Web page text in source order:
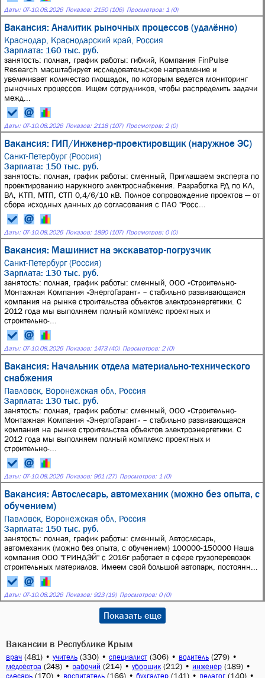
Даты: 07-10.08.2026 Показов: 2150 (106) Просмотров: 1 (0)
Вакансия: Аналитик рыночных процессов (удалённо)
Краснодар, Краснодарский край, Россия
Зарплата: 160 тыс. руб.
занятость: полная, график работы: гибкий, Компания FinPulse
Research масштабирует исследовательское направление и
увеличивает количество площадок, по которым ведется мониторинг
рыночных процессов. Ищем сотрудников, чтобы распределить задачи
межд...
Даты: 07-10.08.2026 Показов: 2118 (107) Просмотров: 2 (0)
Вакансия: ГИП/Инженер-проектировщик (наружное ЭС)
Санкт-Петербург (Россия)
Зарплата: 150 тыс. руб.
занятость: полная, график работы: сменный, Приглашаем эксперта по
проектированию наружного электроснабжения. Разработка РД по КЛ,
ВЛ, КТП, МТП, СТП 0,4/6/10 кВ. Полное сопровождение проектов — от
сбора исходных данных до согласования с ПАО "Росс...
Даты: 07-10.08.2026 Показов: 1890 (107) Просмотров: 0 (0)
Вакансия: Машинист на экскаватор-погрузчик
Санкт-Петербург (Россия)
Зарплата: 130 тыс. руб.
занятость: полная, график работы: сменный, ООО «Строительно-
Монтажная Компания «ЭнергоГарант» – стабильно развивающаяся
компания на рынке строительства объектов электроэнергетики. С
2012 года мы выполняем полный комплекс проектных и
строительно-...
Даты: 07-10.08.2026 Показов: 1473 (40) Просмотров: 2 (0)
Вакансия: Начальник отдела материально-технического
снабжения
Павловск, Воронежская обл, Россия
Зарплата: 130 тыс. руб.
занятость: полная, график работы: сменный, ООО «Строительно-
Монтажная Компания «ЭнергоГарант» – стабильно развивающаяся
компания на рынке строительства объектов электроэнергетики. С
2012 года мы выполняем полный комплекс проектных и
строительно-...
Даты: 07-10.08.2026 Показов: 961 (27) Просмотров: 1 (0)
Вакансия: Автослесарь, автомеханик (можно без опыта, с
обучением)
Павловск, Воронежская обл, Россия
Зарплата: 150 тыс. руб.
занятость: полная, график работы: сменный, Автослесарь,
автомеханик (можно без опыта, с обучением) 100000-150000 Наша
компания ООО "ГРИНДЭЙ" с 2016г работает в сфере грузоперевозок
строительных материалов. Имеем свой большой автопарк, постоянн...
Даты: 07-10.08.2026 Показов: 923 (19) Просмотров: 0 (0)
Показать еще
Вакансии в Республике Крым
врач (481) • учитель (330) • специалист (306) • водитель (279) •
медсестра (248) • рабочий (214) • уборщик (212) • инженер (189) •
слесарь (170) • воспитатель (166) • бухгалтер (141) • педагог (140) •